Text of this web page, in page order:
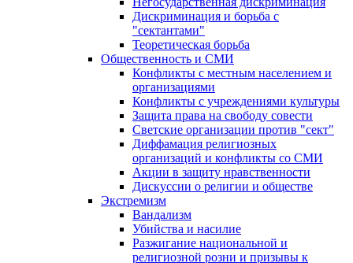
Дискриминация и борьба с
"сектантами"
Теоретическая борьба
Общественность и СМИ
Конфликты с местным населением и
организациями
Конфликты с учреждениями культуры
Защита права на свободу совести
Светские организации против "сект"
Диффамация религиозных
организаций и конфликты со СМИ
Акции в защиту нравственности
Дискуссии о религии и обществе
Экстремизм
Вандализм
Убийства и насилие
Разжигание национальной и
религиозной розни и призывы к